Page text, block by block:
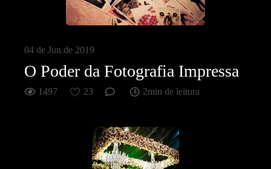
04 de Jun de 2019
O Poder da Fotografia Impressa
1497 23 2min de leitura